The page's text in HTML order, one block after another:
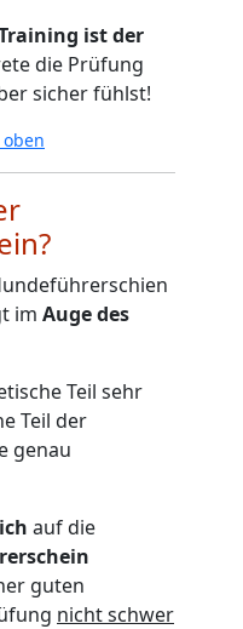
ist der
die Prüfung
sicher fühlst!
im Auge des
Teil sehr
Teil der
genau
auf die
guten
nicht schwer